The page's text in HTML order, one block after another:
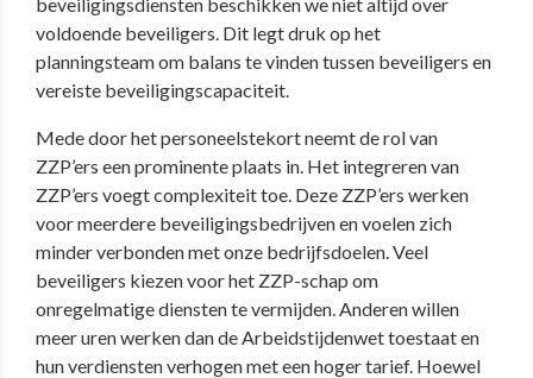
voldoende beveiligers. Dit legt druk op het
planningsteam om balans te vinden tussen beveiligers en
vereiste beveiligingscapaciteit.
Mede door het personeelstekort neemt de rol van
ZZP’ers een prominente plaats in. Het integreren van
ZZP’ers voegt complexiteit toe. Deze ZZP’ers werken
voor meerdere beveiligingsbedrijven en voelen zich
minder verbonden met onze bedrijfsdoelen. Veel
beveiligers kiezen voor het ZZP-schap om
onregelmatige diensten te vermijden. Anderen willen
meer uren werken dan de Arbeidstijdenwet toestaat en
hun verdiensten verhogen met een hoger tarief. Hoewel